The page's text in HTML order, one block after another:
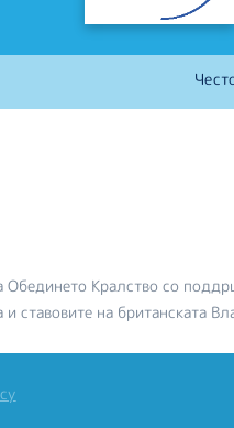
Кралство со
ставовите на британската